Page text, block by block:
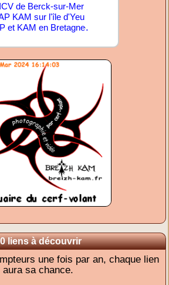
de Berck-sur-Mer
KAM sur l'île d'Yeu
et KAM en Bretagne.
liens à découvrir
une fois par an, chaque lien
aura sa chance.